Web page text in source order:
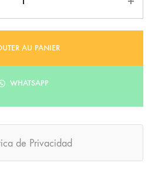
AU PANIER
WHATSAPP
de Privacidad